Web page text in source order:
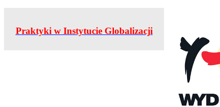
Praktyki w Instytucie Globalizacji